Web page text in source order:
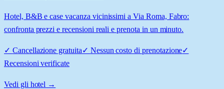
Hotel, B&B e case vacanza vicinissimi a Via Roma, Fabro:
confronta prezzi e recensioni reali e prenota in un minuto.
✓ Cancellazione gratuita✓ Nessun costo di prenotazione✓
Recensioni verificate
Vedi gli hotel →